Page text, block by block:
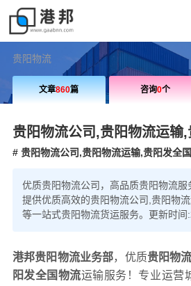
贵阳物流
文章860篇 咨询0个
贵阳物流公司,贵阳物流运输
# 贵阳物流公司,贵阳物流运输,贵阳发全
优质贵阳物流公司，高品质贵阳物流服
提供优质高效的贵阳物流公司,贵阳物
等一站式贵阳物流货运服务。更新时
港邦贵阳物流业务部，优质贵阳物
阳发全国物流运输服务！专业运营